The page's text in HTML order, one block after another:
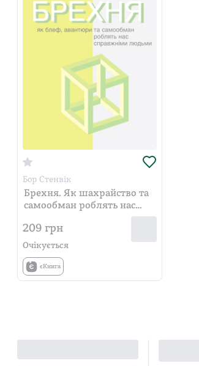
Бор Стенвік
Брехня. Як шахрайство та
самообман роблять нас
209 грн
Очікується
єКнига